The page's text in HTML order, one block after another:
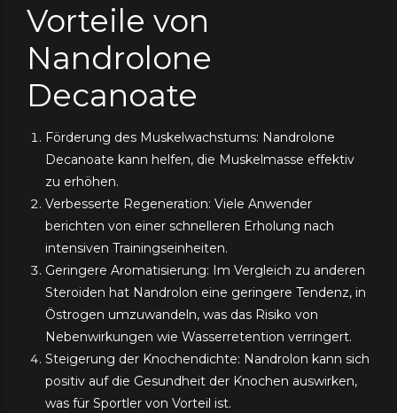
Vorteile von
Nandrolone
Decanoate
Förderung des Muskelwachstums: Nandrolone
Decanoate kann helfen, die Muskelmasse effektiv
zu erhöhen.
Verbesserte Regeneration: Viele Anwender
berichten von einer schnelleren Erholung nach
intensiven Trainingseinheiten.
Geringere Aromatisierung: Im Vergleich zu anderen
Steroiden hat Nandrolon eine geringere Tendenz, in
Östrogen umzuwandeln, was das Risiko von
Nebenwirkungen wie Wasserretention verringert.
Steigerung der Knochendichte: Nandrolon kann sich
positiv auf die Gesundheit der Knochen auswirken,
was für Sportler von Vorteil ist.